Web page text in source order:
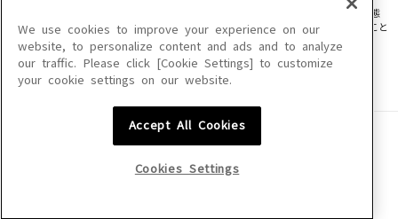
インフルエンサー
乃木坂46
カラオケ最新情報をチェック！
このサイトに掲載されている一切の文章・画像・写真・動画・音声等を、手段や形態
を問わず、著作権法の定める範囲を超えて無断で複製、転載、ファイル化などすること
を禁じます。
楽曲及びコンテンツは、機種によりご利用いただけない場合があります。
楽曲及びコンテンツの配信日、配信内容が変更になる場合があります。
We use cookies to improve your experience on our
website, to personalize content and ads and to analyze
our traffic. Please click [Cookie Settings] to customize
your cookie settings on our website.
Accept All Cookies
Cookies Settings